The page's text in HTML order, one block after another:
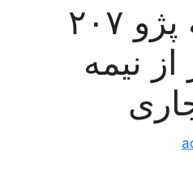
آغاز عرضه پژو ۲۰۷
نیمه